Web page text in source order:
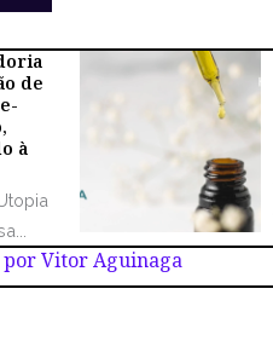
de
à
por Vitor Aguinaga